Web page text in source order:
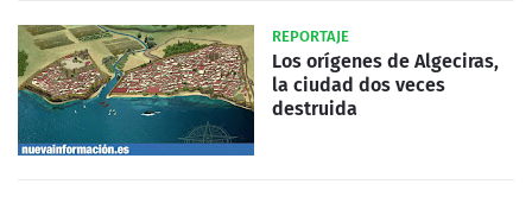
REPORTAJE
Los orígenes de Algeciras,
la ciudad dos veces
destruida